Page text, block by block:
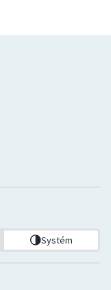
Systém